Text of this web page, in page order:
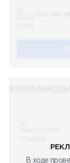
08.05.2023
В ходе